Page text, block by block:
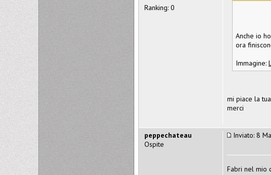
Anche io
ora
Immagine:
mi piace la
merci
Ranking: 0
Inviato: 8
Fabri nel mio
peppechateau
Ospite